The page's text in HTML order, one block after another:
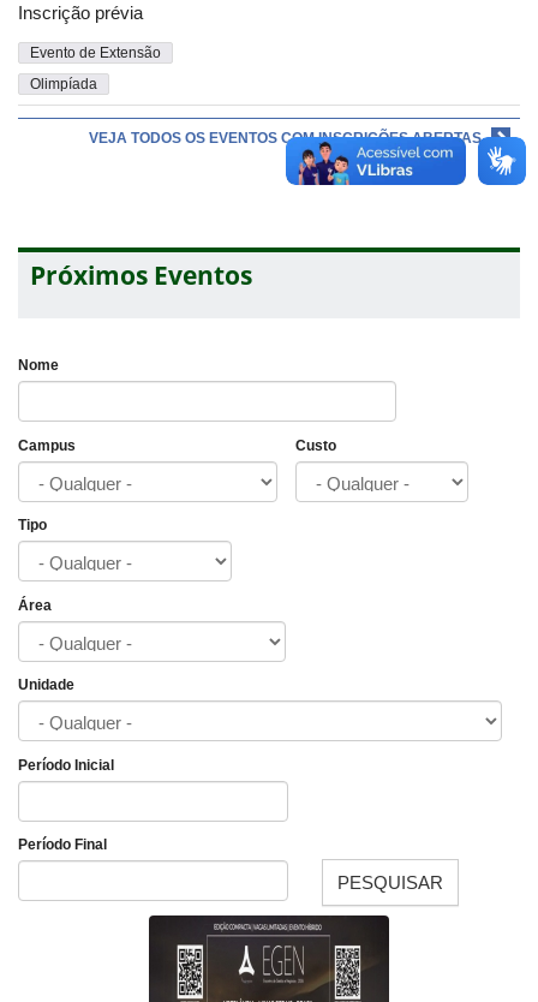
Inscrição prévia
Evento de Extensão
Olimpíada
VEJA TODOS OS EVENTOS COM INSCRIÇÕES ABERTAS
Próximos Eventos
Nome
Campus Custo
Tipo
Área
Unidade
Período Inicial
Período Final
PESQUISAR